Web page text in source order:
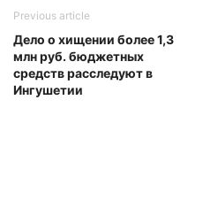
Previous article
Дело о хищении более 1,3
млн руб. бюджетных
средств расследуют в
Ингушетии